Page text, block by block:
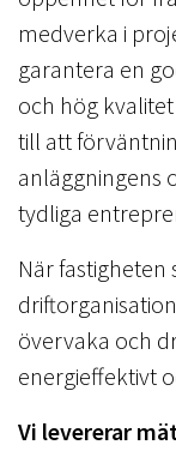
medverka i
garantera en
och hög
till att
anläggningens
tydliga
När
övervaka och
energieffektivt
Vi levererar